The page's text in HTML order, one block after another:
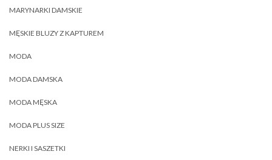
MARYNARKI DAMSKIE
MĘSKIE BLUZY Z KAPTUREM
MODA
MODA DAMSKA
MODA MĘSKA
MODA PLUS SIZE
NERKI I SASZETKI